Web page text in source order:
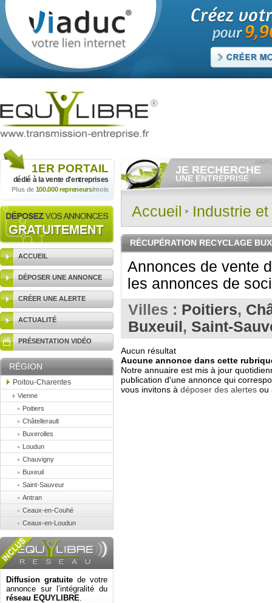
1ER PORTAIL
dédié à la vente d'entreprises
Plus de 100.000 repreneurs/mois
ACCUEIL
DÉPOSER UNE ANNONCE
CRÉER UNE ALERTE
ACTUALITÉ
PRÉSENTATION VIDÉO
RÉGION
Poitou-Charentes
Vienne
Poitiers
Châtellerault
Buxerolles
Loudun
Chauvigny
Buxeuil
Saint-Sauveur
Antran
Ceaux-en-Couhé
Ceaux-en-Loudun
Diffusion gratuite de votre
annonce sur l’intégralité du
réseau EQUYLIBRE.
JE RECHERCHE
UNE ENTREPRISE
Consulter gratuitementles
vendre.
Et/ou déposergratuitement
RECHERCHER UNE
ANNONCE
Accueil Industrie
RÉCUPÉRATION RECYCLAGE
Annonces de vente
les annonces de
Villes : Poitiers,
Buxeuil , Saint-
Aucun résultat
Aucune annonce dans cette
Notre annuaire est mis à jour
publication d'une annonce qui
vous invitons à déposer des alertes ou